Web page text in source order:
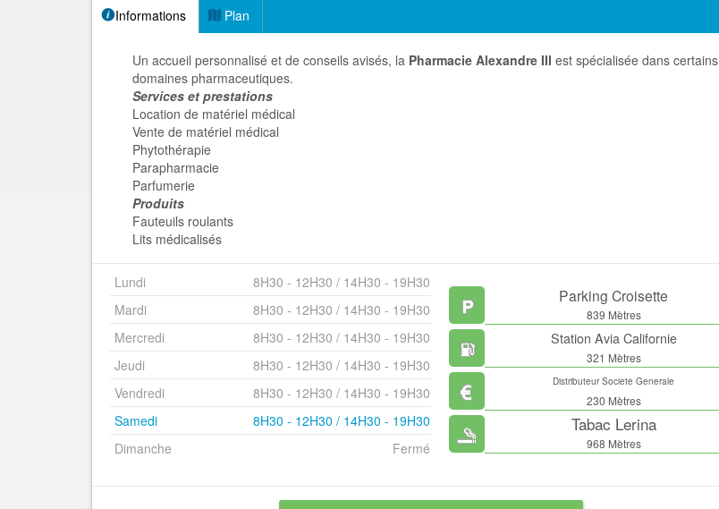
Informations Plan
Un accueil personnalisé et de conseils avisés, la Pharmacie Alexandre III est spécialisée dans certains
domaines pharmaceutiques.
Services et prestations
Location de matériel médical
Vente de matériel médical
Phytothérapie
Parapharmacie
Parfumerie
Produits
Fauteuils roulants
Lits médicalisés
Lundi
8H30 - 12H30 / 14H30 - 19H30
Mardi
8H30 - 12H30 / 14H30 - 19H30
Mercredi
8H30 - 12H30 / 14H30 - 19H30
Jeudi
8H30 - 12H30 / 14H30 - 19H30
Vendredi
8H30 - 12H30 / 14H30 - 19H30
Samedi
8H30 - 12H30 / 14H30 - 19H30
Dimanche
Fermé
Parking Croisette
839 Mètres
Station Avia Californie
321 Mètres
Distributeur Societe Generale
230 Mètres
Tabac Lerina
968 Mètres